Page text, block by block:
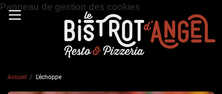
Accueil L'échoppe
Panneau de gestion des cookies